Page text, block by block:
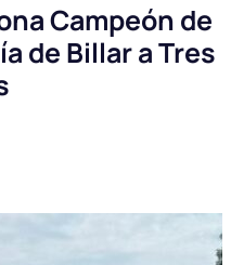
Campeón de
de Billar a Tres